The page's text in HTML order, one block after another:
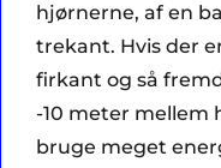
hjørnerne, af en
trekant. Hvis der
firkant og så
-10 meter mellem
bruge meget